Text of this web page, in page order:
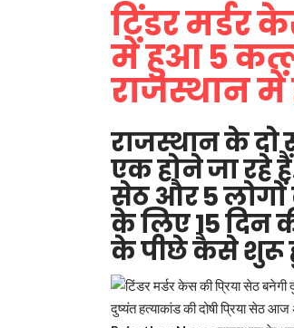
टिंडर मर्डर
में हुआ 5
राजस्थान में
राजस्थान के
एक होने जा रहे
सेठ और 5 लोगों
के लिए 15 दिन
के पीछे कैसे शुरू
दुष्यंत हत्याकांड की दोषी प्रिया सेठ